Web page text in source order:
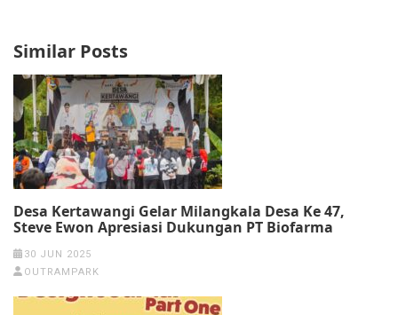
Similar Posts
Desa Kertawangi Gelar Milangkala Desa Ke 47,
Steve Ewon Apresiasi Dukungan PT Biofarma
30 JUN 2025
OUTRAMPARK